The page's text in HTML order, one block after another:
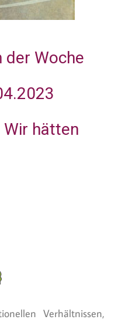
der Woche
hätten
Verhältnissen,